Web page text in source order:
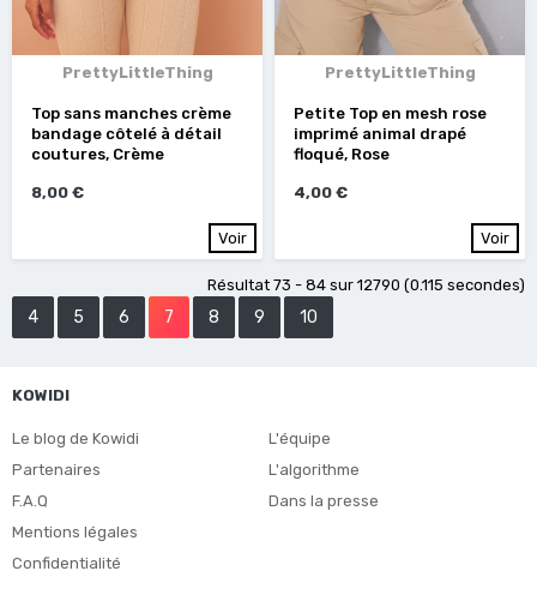
PrettyLittleThing
Top sans manches crème
bandage côtelé à détail
coutures, Crème
8,00 €
Voir
PrettyLittleThing
Petite Top en mesh rose
imprimé animal drapé
floqué, Rose
4,00 €
Voir
Résultat 73 - 84 sur 12790 (0.115 secondes)
4 5 6 7 8 9 10
KOWIDI
Le blog de Kowidi
Partenaires
F.A.Q
Mentions légales
Confidentialité
L'équipe
L'algorithme
Dans la presse